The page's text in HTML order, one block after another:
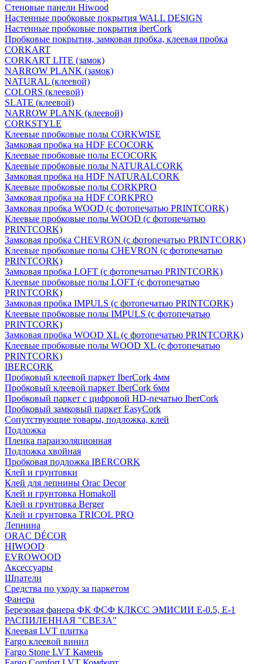
Стеновые панели Hiwood
Настенные пробковые покрытия WALL DESIGN
Настенные пробковые покрытия iberCork
Пробковые покрытия, замковая пробка, клеевая пробка
CORKART
CORKART LITE (замок)
NARROW PLANK (замок)
NATURAL (клеевой)
COLORS (клеевой)
SLATE (клеевой)
NARROW PLANK (клеевой)
CORKSTYLE
Клеевые пробковые полы CORKWISE
Замковая пробка на HDF ECOCORK
Клеевые пробковые полы ECOCORK
Клеевые пробковые полы NATURALCORK
Замковая пробка на HDF NATURALCORK
Клеевые пробковые полы CORKPRO
Замковая пробка на HDF CORKPRO
Замковая пробка WOOD (с фотопечатью PRINTCORK)
Клеевые пробковые полы WOOD (с фотопечатью
PRINTCORK)
Замковая пробка CHEVRON (с фотопечатью PRINTCORK)
Клеевые пробковые полы CHEVRON (с фотопечатью
PRINTCORK)
Замковая пробка LOFT (с фотопечатью PRINTCORK)
Клеевые пробковые полы LOFT (с фотопечатью
PRINTCORK)
Замковая пробка IMPULS (с фотопечатью PRINTCORK)
Клеевые пробковые полы IMPULS (с фотопечатью
PRINTCORK)
Замковая пробка WOOD XL (с фотопечатью PRINTCORK)
Клеевые пробковые полы WOOD XL (с фотопечатью
PRINTCORK)
IBERCORK
Пробковый клеевой паркет IberCork 4мм
Пробковый клеевой паркет IberCork 6мм
Пробковый паркет с цифровой HD-печатью IberCork
Пробковый замковый паркет EasyCork
Сопутствующие товары, подложка, клей
Подложка
Пленка параизоляционная
Подложка хвойная
Пробковая подложка IBERCORK
Клей и грунтовки
Клей для лепнины Orac Decor
Клей и грунтовка Homakoll
Клей и грунтовка Berger
Клей и грунтовка TRICOL PRO
Лепнина
ORAC DÉCOR
HIWOOD
EVROWOOD
Аксессуары
Шпатели
Средства по уходу за паркетом
Фанера
Березовая фанера ФК ФСФ КЛКСС ЭМИСИИ Е-0.5, Е-1
РАСПИЛЕННАЯ "СВЕЗА"
Клеевая LVT плитка
Fargo клеевой винил
Fargo Stone LVT Камень